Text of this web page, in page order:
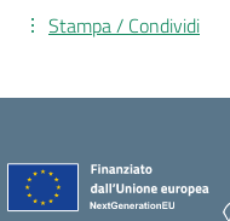
Stampa / Condividi